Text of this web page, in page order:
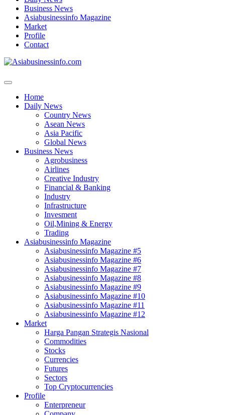
Business News
Asiabusinessinfo Magazine
Market
Profile
Contact
Home
Daily News
Country News
Asean News
Asia Pacific
Global News
Business News
Agrobusiness
Airlines
Creative Industry
Financial & Banking
Industry
Infrastructure
Invesment
Oil,Mining & Energy
Trading
Asiabusinessinfo Magazine
Asiabusinessinfo Magazine #5
Asiabusinessinfo Magazine #6
Asiabusinessinfo Magazine #7
Asiabusinessinfo Magazine #8
Asiabusinessinfo Magazine #9
Asiabusinessinfo Magazine #10
Asiabusinessinfo Magazine #11
Asiabusinessinfo Magazine #12
Market
Harga Pangan Strategis Nasional
Commodities
Stocks
Currencies
Futures
Sectors
Top Cryptocurrencies
Profile
Enterpreneur